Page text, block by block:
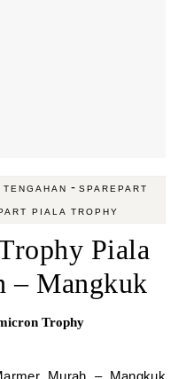
- SPAREPART
PIALA TROPHY
Piala
– Mangkuk
Trophy